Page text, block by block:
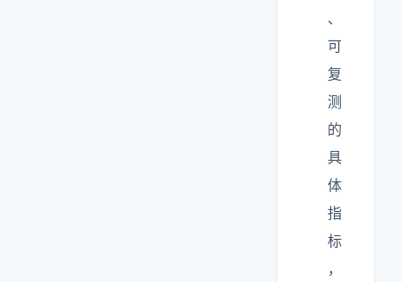
、
可
复
测
的
具
体
指
标
，